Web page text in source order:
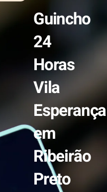
Guincho
24
Horas
Vila
Esperança
em
Ribeirão
Preto